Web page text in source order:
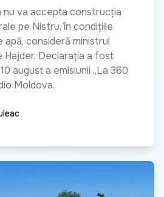
nu va accepta construcția
pe Nistru, în condițiile
consideră ministrul
Hajder. Declarația a fost
august a emisiunii „La 360
Moldova.